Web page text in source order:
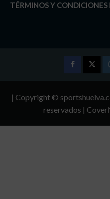
TÉRMINOS Y CONDICIONES
| Copyright ©
reservados |